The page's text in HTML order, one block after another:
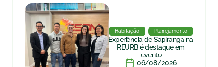
Habitação Planejamento
Experiência de Sapiranga na
REURB é destaque em
evento
06/08/2026